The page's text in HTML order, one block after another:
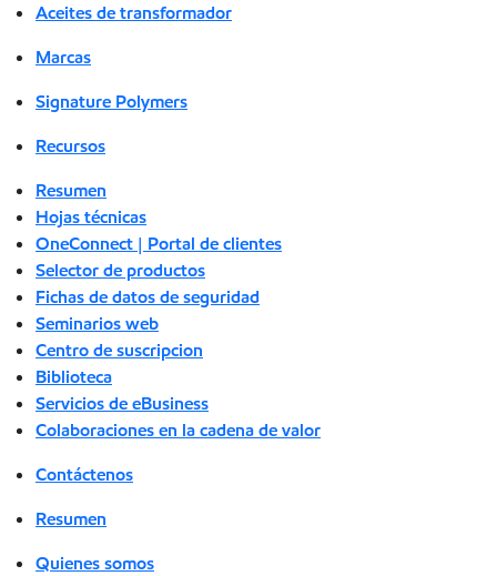
Aceites de transformador
Marcas
Signature Polymers
Recursos
Resumen
Hojas técnicas
OneConnect | Portal de clientes
Selector de productos
Fichas de datos de seguridad
Seminarios web
Centro de suscripcion
Biblioteca
Servicios de eBusiness
Colaboraciones en la cadena de valor
Contáctenos
Resumen
Quienes somos